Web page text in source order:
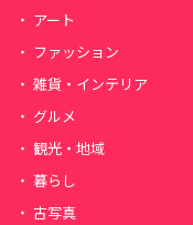
アート
ファッション
雑貨・インテリア
グルメ
観光・地域
暮らし
古写真